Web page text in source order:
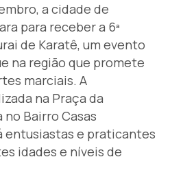
a cidade de
para receber a 6ª
de Karatê, um evento
na região que promete
marciais. A
na Praça da
Bairro Casas
entusiastas e praticantes
idades e níveis de